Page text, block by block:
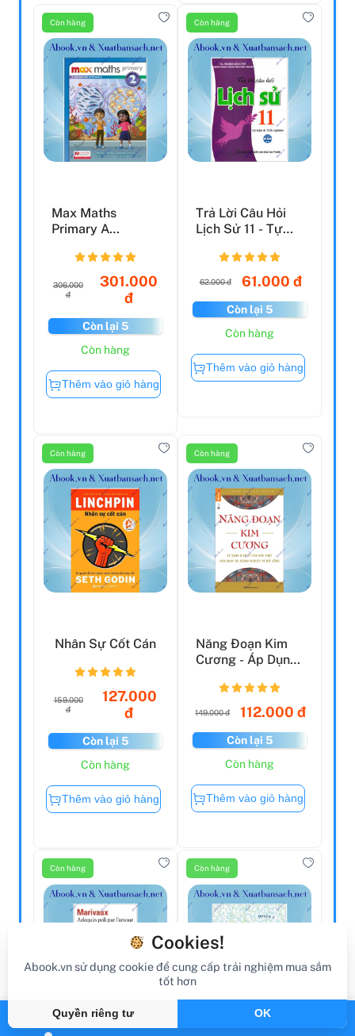
Còn hàng
Max Maths
Primary A
Approach Grade
306.000
đ
301.000
đ
Còn lại 5
Còn hàng
Thêm vào giỏ hàng
Còn hàng
Trả Lời Câu Hỏi
Lịch Sử 11 - Tự
Nghiệ...
62.000 đ 61.000 đ
Còn lại 5
Còn hàng
Thêm vào giỏ hàng
Còn hàng
Nhân Sự Cốt Cán
159.000
đ
127.000
đ
Còn lại 5
Còn hàng
Thêm vào giỏ hàng
Còn hàng
Năng Đoạn Kim
Cương - Áp Dụng
Phật...
149.000 đ 112.000 đ
Còn lại 5
Còn hàng
Thêm vào giỏ hàng
Còn hàng Còn hàng
Cookies!
Abook.vn sử dụng cookie để cung cấp trải nghiệm mua sắm
tốt hơn
Quyền riêng tư OK